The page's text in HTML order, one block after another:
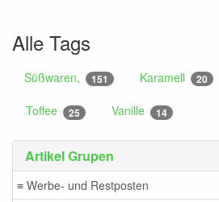
Artikel Grupen
≡ Werbe- und Restposten
Alle Tags
Süßwaren, 151 Karamell 20
Toffee 25 Vanille 14